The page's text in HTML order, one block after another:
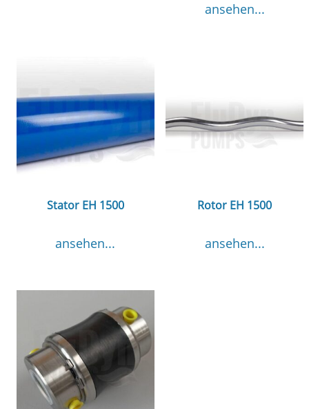
ansehen...
Stator EH 1500
ansehen...
Rotor EH 1500
ansehen...